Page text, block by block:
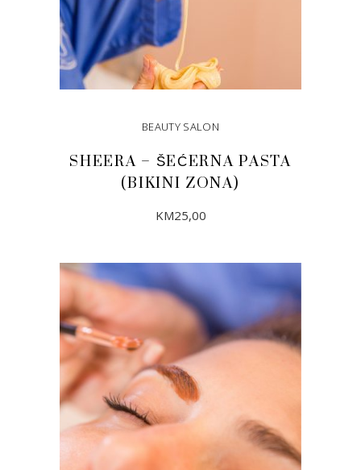
BEAUTY SALON
SHEERA – ŠEĆERNA PASTA
(BIKINI ZONA)
KM25,00
DODAJ U KORPU